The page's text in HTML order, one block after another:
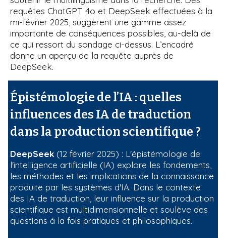
requêtes ChatGPT 4o et DeepSeek effectuées à la
mi-février 2025, suggèrent une gamme assez
importante de conséquences possibles, au-delà de
ce qui ressort du sondage ci-dessus. L’encadré
donne un aperçu de la requête auprès de
DeepSeek.
Épistémologie de l’IA : quelles
influences des IA de traduction
dans la production scientifique ?
DeepSeek (12 février 2025) : L'épistémologie de
l'intelligence artificielle (IA) explore les fondements,
les méthodes et les implications de la connaissance
produite par les systèmes d'IA. Dans le contexte
des IA de traduction, leur influence sur la production
scientifique est multidimensionnelle et soulève des
questions à la fois pratiques et philosophiques.